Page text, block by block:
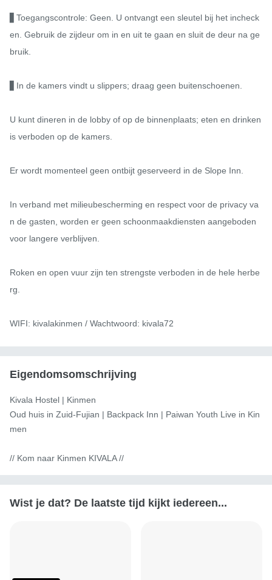
▋Toegangscontrole: Geen. U ontvangt een sleutel bij het incheck
en. Gebruik de zijdeur om in en uit te gaan en sluit de deur na ge
bruik.
▋In de kamers vindt u slippers; draag geen buitenschoenen.
U kunt dineren in de lobby of op de binnenplaats; eten en drinken
is verboden op de kamers.
Er wordt momenteel geen ontbijt geserveerd in de Slope Inn.
In verband met milieubescherming en respect voor de privacy va
n de gasten, worden er geen schoonmaakdiensten aangeboden
voor langere verblijven.
Roken en open vuur zijn ten strengste verboden in de hele herbe
rg.
WIFI: kivalakinmen / Wachtwoord: kivala72
Eigendomsomschrijving
Kivala Hostel | Kinmen
Oud huis in Zuid-Fujian | Backpack Inn | Paiwan Youth Live in Kin
men
// Kom naar Kinmen KIVALA //
Wist je dat? De laatste tijd kijkt iedereen...